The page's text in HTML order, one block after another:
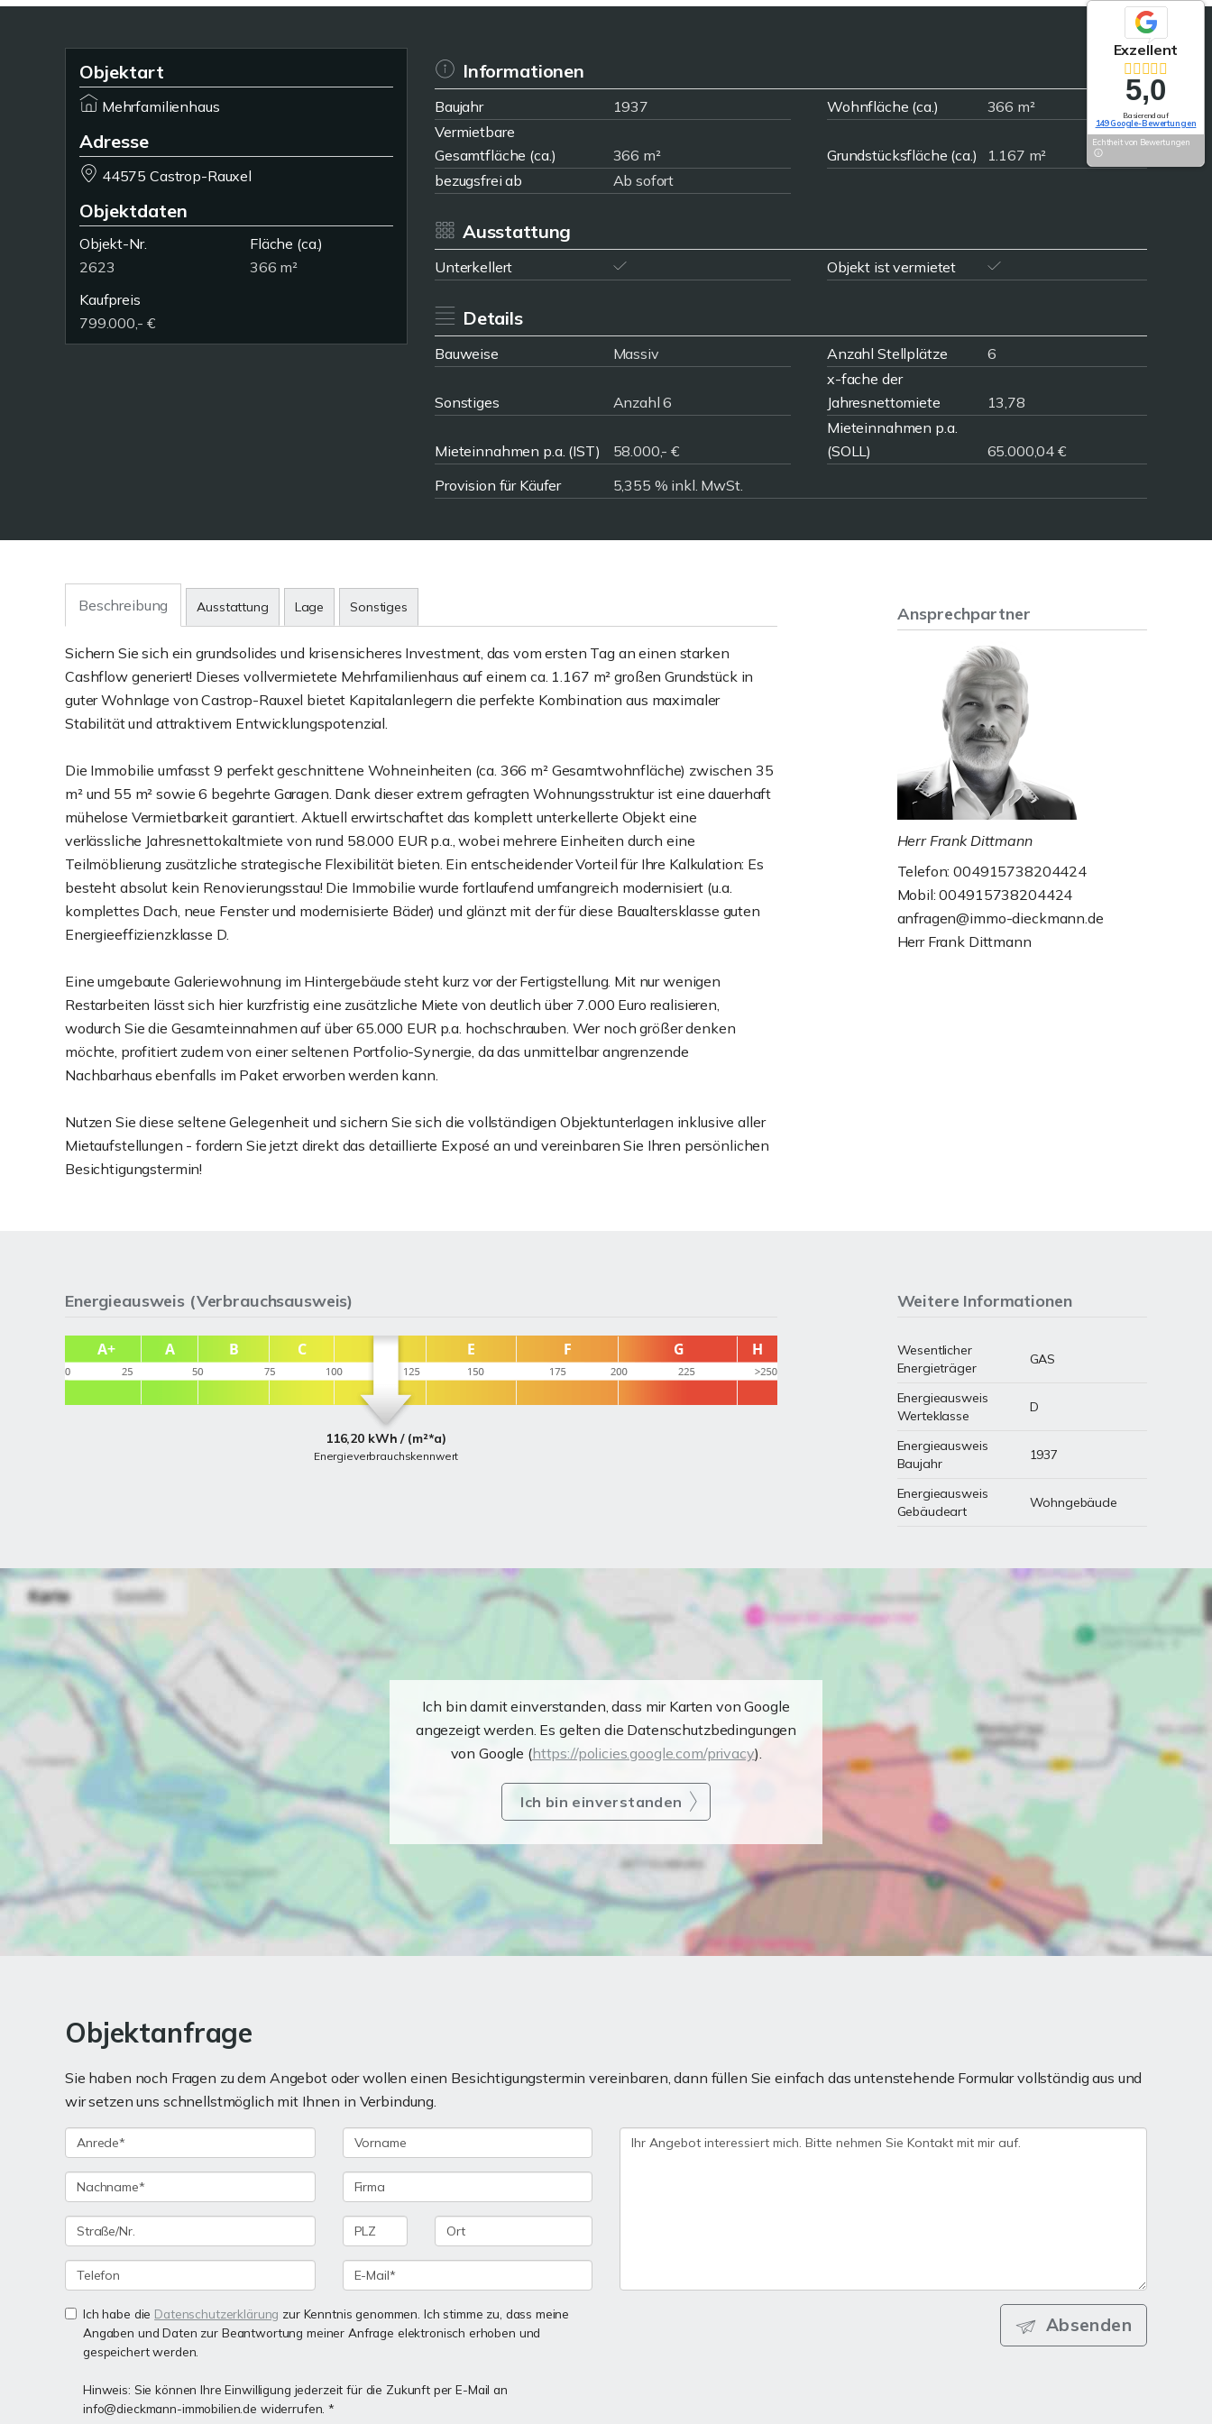
Objektart
Mehrfamilienhaus
Adresse
44575 Castrop-Rauxel
Objektdaten
Objekt-Nr.
2623
Fläche (ca.)
366 m²
Kaufpreis
799.000,- €
Informationen
Baujahr 1937 Wohnfläche (ca.)
366 m²
Vermietbare
Gesamtfläche (ca.)
366 m² Grundstücksfläche (ca.)
1.167 m²
bezugsfrei ab
Ab sofort
Ausstattung
Unterkellert Objekt ist vermietet
Details
Bauweise Massiv Anzahl Stellplätze 6
Sonstiges Anzahl 6
x-fache der
Jahresnettomiete
13,78
Mieteinnahmen p.a. (IST) 58.000,- €
Mieteinnahmen p.a.
(SOLL)
65.000,04 €
Provision für Käufer
5,355 % inkl. MwSt.
Beschreibung Ausstattung Lage Sonstiges
Sichern Sie sich ein grundsolides und krisensicheres Investment, das vom ersten Tag an einen starken
Cashflow generiert! Dieses vollvermietete Mehrfamilienhaus auf einem ca. 1.167 m² großen Grundstück in
guter Wohnlage von Castrop-Rauxel bietet Kapitalanlegern die perfekte Kombination aus maximaler
Stabilität und attraktivem Entwicklungspotenzial.
Die Immobilie umfasst 9 perfekt geschnittene Wohneinheiten (ca. 366 m² Gesamtwohnfläche) zwischen 35
m² und 55 m² sowie 6 begehrte Garagen. Dank dieser extrem gefragten Wohnungsstruktur ist eine dauerhaft
mühelose Vermietbarkeit garantiert. Aktuell erwirtschaftet das komplett unterkellerte Objekt eine
verlässliche Jahresnettokaltmiete von rund 58.000 EUR p.a., wobei mehrere Einheiten durch eine
Teilmöblierung zusätzliche strategische Flexibilität bieten. Ein entscheidender Vorteil für Ihre Kalkulation: Es
besteht absolut kein Renovierungsstau! Die Immobilie wurde fortlaufend umfangreich modernisiert (u.a.
komplettes Dach, neue Fenster und modernisierte Bäder) und glänzt mit der für diese Baualtersklasse guten
Energieeffizienzklasse D.
Eine umgebaute Galeriewohnung im Hintergebäude steht kurz vor der Fertigstellung. Mit nur wenigen
Restarbeiten lässt sich hier kurzfristig eine zusätzliche Miete von deutlich über 7.000 Euro realisieren,
wodurch Sie die Gesamteinnahmen auf über 65.000 EUR p.a. hochschrauben. Wer noch größer denken
möchte, profitiert zudem von einer seltenen Portfolio-Synergie, da das unmittelbar angrenzende
Nachbarhaus ebenfalls im Paket erworben werden kann.
Nutzen Sie diese seltene Gelegenheit und sichern Sie sich die vollständigen Objektunterlagen inklusive aller
Mietaufstellungen - fordern Sie jetzt direkt das detaillierte Exposé an und vereinbaren Sie Ihren persönlichen
Besichtigungstermin!
Ansprechpartner
Herr Frank Dittmann
Telefon: 004915738204424
Mobil: 004915738204424
anfragen@immo-dieckmann.de
Herr Frank Dittmann
Energieausweis (Verbrauchsausweis)
116,20 kWh / (m²*a)
Energieverbrauchskennwert
Weitere Informationen
Wesentlicher
Energieträger
GAS
Energieausweis
Werteklasse
D
Energieausweis
Baujahr
1937
Energieausweis
Gebäudeart
Wohngebäude
Ich bin damit einverstanden, dass mir Karten von Google
angezeigt werden. Es gelten die Datenschutzbedingungen
von Google (https://policies.google.com/privacy).
Ich bin einverstanden
Objektanfrage
Sie haben noch Fragen zu dem Angebot oder wollen einen Besichtigungstermin vereinbaren, dann füllen Sie einfach das untenstehende Formular vollständig aus und
wir setzen uns schnellstmöglich mit Ihnen in Verbindung.
Ich habe die Datenschutzerklärung zur Kenntnis genommen. Ich stimme zu, dass meine
Angaben und Daten zur Beantwortung meiner Anfrage elektronisch erhoben und
gespeichert werden.
Hinweis: Sie können Ihre Einwilligung jederzeit für die Zukunft per E-Mail an
info@dieckmann-immobilien.de widerrufen. *
Absenden
Exzellent
5,0
Basierend auf
149 Google-Bewertungen
Echtheit von Bewertungen